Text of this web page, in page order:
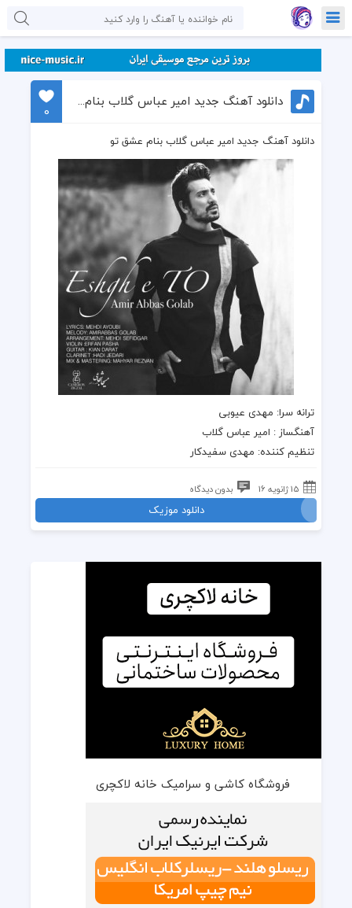
دانلود آهنگ جدید امیر عباس گلاب بنام عشق تو
0
دانلود آهنگ جدید امیر عباس گلاب بنام عشق تو
ترانه سرا: مهدی عیوبی
آهنگساز : امیر عباس گلاب
تنظیم کننده: مهدی سفیدکار
15 ژانویه 16 بدون دیدگاه
دانلود موزیک
فروشگاه کاشی و سرامیک خانه لاکچری